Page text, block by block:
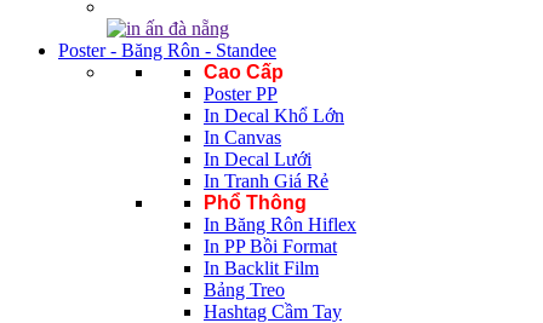
Poster - Băng Rôn - Standee
Cao Cấp
Poster PP
In Decal Khổ Lớn
In Canvas
In Decal Lưới
In Tranh Giá Rẻ
Phổ Thông
In Băng Rôn Hiflex
In PP Bồi Format
In Backlit Film
Bảng Treo
Hashtag Cầm Tay